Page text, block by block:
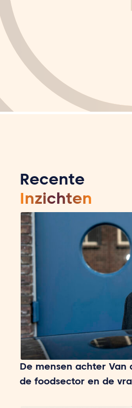
Recente
Inzichten
De mensen achter Van
de foodsector en de